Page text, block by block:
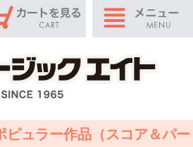
ピュラー作品（スコア＆パー